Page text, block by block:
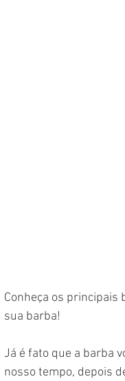
Conheça os principais
sua barba!
Já é fato que a barba
nosso tempo, depois